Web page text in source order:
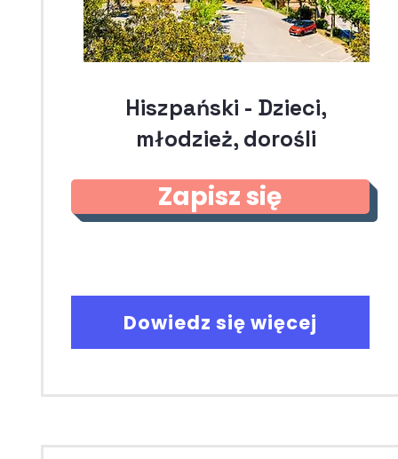
Hiszpański - Dzieci,
młodzież, dorośli
Zapisz się
Dowiedz się więcej